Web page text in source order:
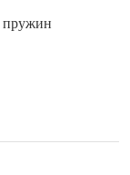
пружин